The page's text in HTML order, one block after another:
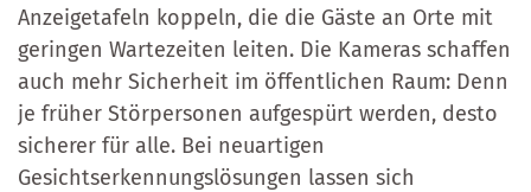
Anzeigetafeln koppeln, die die Gäste an Orte mit
geringen Wartezeiten leiten. Die Kameras schaffen
auch mehr Sicherheit im öffentlichen Raum: Denn
je früher Störpersonen aufgespürt werden, desto
sicherer für alle. Bei neuartigen
Gesichtserkennungslösungen lassen sich